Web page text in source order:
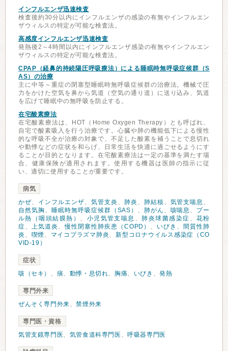
インフルエンザ迅速検査
検査後約30分以内にインフルエンザの感染の有無やインフルエン
ザウィルスの特定が可能な検査法。
高感度インフルエンザ迅速検査
発熱後2～4時間以内にインフルエンザ感染の有無やインフルエン
ザウィルスの特定が可能な検査法。
CPAP（経鼻的持続陽圧呼吸療法）による睡眠時無呼吸症候群（S
AS）の治療
主に中等～重症の閉塞型睡眠時無呼吸症候群の治療法。機械で圧
力をかけた空気を鼻から気道（空気の通り道）に送り込み、気道
を広げて睡眠中の無呼吸を防止する。
在宅酸素療法
在宅酸素療法は、HOT（Home Oxygen Therapy）とも呼ばれ、
自宅で酸素吸入を行う治療です。心臓や肺の機能低下による慢性
的な呼吸不全が治療の対象で、不足した酸素を補うことで息切れ
や動悸などの症状を和らげ、日常生活を快適に過ごせるようにす
ることが目的となります。在宅酸素療法は一定の基準を満たす場
合、健康保険が適用されます。使用する機器は医師の指示に従
い、適切に使用することが重要です。
病気
かぜ、 インフルエンザ、 気管支炎 、 肺炎 、 肺結核、 気管支喘息 、
自然気胸 、 睡眠時無呼吸症候群（SAS） 、 肺がん 、 咳喘息 、 プー
ル熱（咽頭結膜熱） 、 小児気管支喘息 、 肺炎球菌感染症 、 花粉
症、上気道炎 、慢性閉塞性肺疾患（COPD） 、 いびき 、 間質性肺
炎 、 喫煙 、 マイコプラズマ肺炎、新型コロナウイルス感染症（CO
VID-19）
症状
咳（セキ） 、 痰、 動悸・息切れ、 胸痛、 いびき 、発熱
専門外来
ぜんそく専門外来、禁煙外来
専門医・資格
気管支鏡専門医、 気管食道科専門医 、呼吸器専門医